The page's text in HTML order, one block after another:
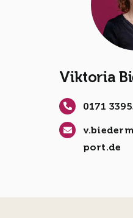
Viktoria
0171
port.de